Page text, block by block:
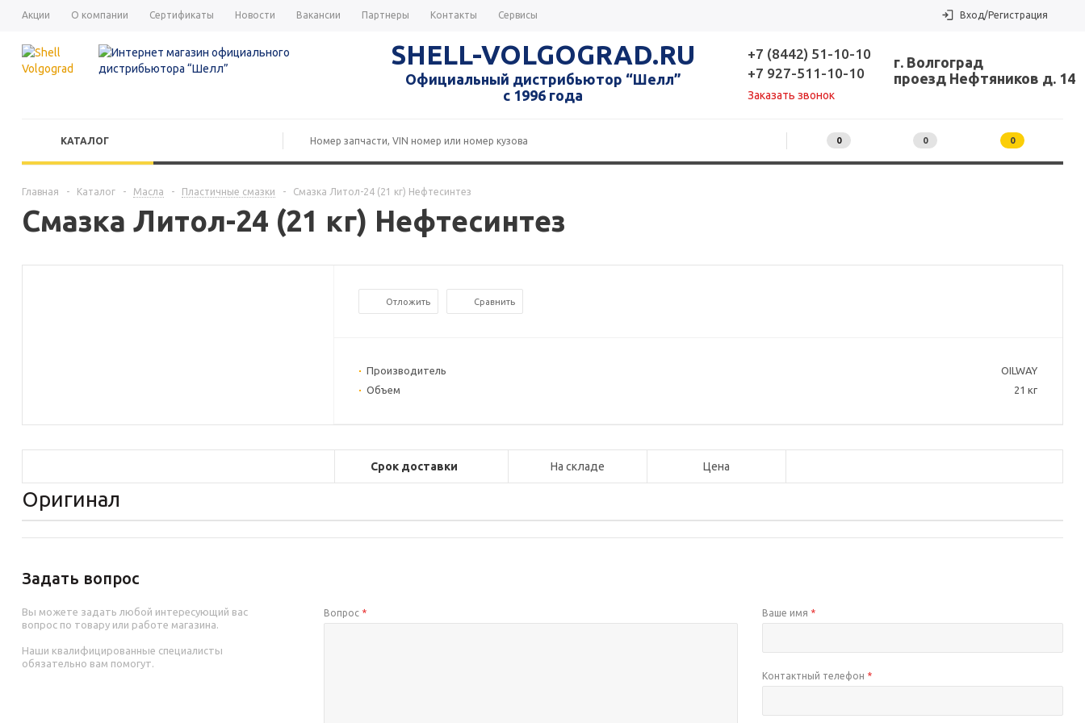
Акции О компании Сертификаты Новости Вакансии Партнеры Контакты Сервисы Вход/Регистрация
SHELL-VOLGOGRAD.RU
Официальный дистрибьютор “Шелл”
с 1996 года
+7 (8442) 51-10-10
+7 927-511-10-10
Заказать звонок
г. Волгоград
проезд Нефтяников д. 14
КАТАЛОГ 0 0 0
Главная - Каталог - Масла - Пластичные смазки - Смазка Литол-24 (21 кг) Нефтесинтез
Смазка Литол-24 (21 кг) Нефтесинтез
Отложить Сравнить
Производитель
OILWAY
Объем
21 кг
Срок доставки На складе Цена
Оригинал
Задать вопрос
Вы можете задать любой интересующий вас
вопрос по товару или работе магазина.
Наши квалифицированные специалисты
обязательно вам помогут.
Вопрос * Ваше имя *
Контактный телефон *